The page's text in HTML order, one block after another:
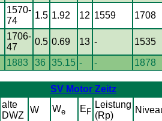
1570-
74
1.5 1.92 12 1559 1708
1706-
47
0.5 0.69 13 - 1535
1883 36 35.15 - - 1878
SV Motor Zeitz
alte
DWZ
W We E F
Leistung
(Rp)